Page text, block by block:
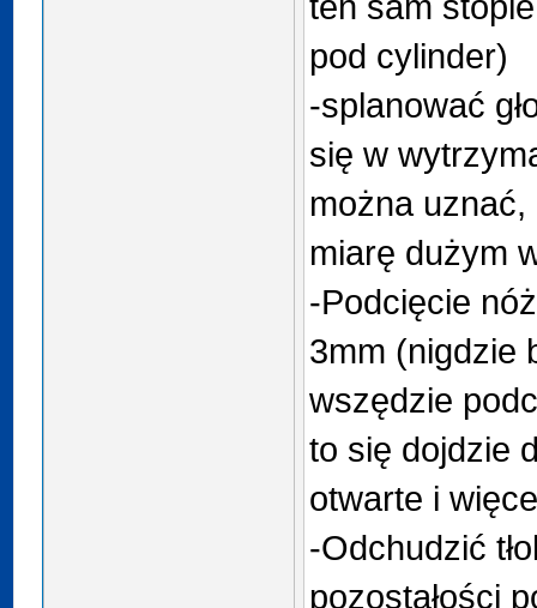
pod cylinder)
-splanować
się w
można uznać,
miarę dużym
-Podcięcie
3mm (nigdzie
wszędzie
to się dojdzie
otwarte i
-Odchudzić
pozostałości